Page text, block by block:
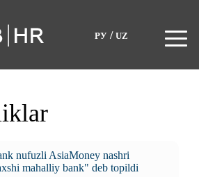
РУ/ UZ
nufuzli AsiaMoney nashri
mahalliy bank" deb topildi